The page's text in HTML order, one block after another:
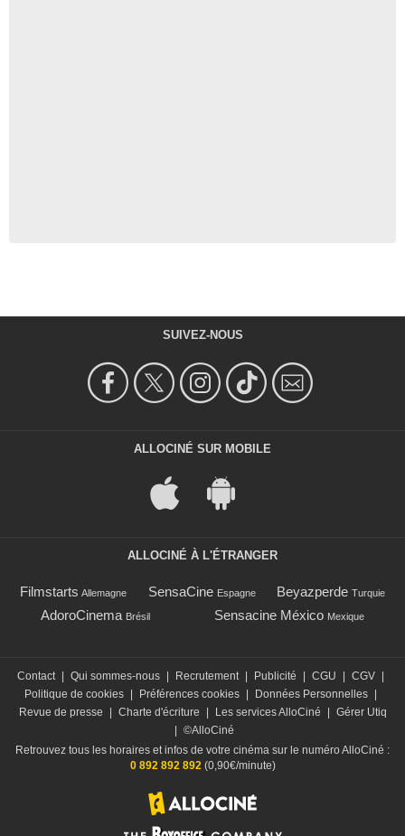
SUIVEZ-NOUS
ALLOCINÉ SUR MOBILE
ALLOCINÉ À L'ÉTRANGER
Filmstarts Allemagne SensaCine Espagne Beyazperde Turquie
AdoroCinema Brésil Sensacine México Mexique
Contact Qui sommes-nous Recrutement Publicité CGU CGV
Politique de cookies
Préférences cookies Données Personnelles
Revue de presse
Charte d'écriture Les services AlloCiné
Gérer Utiq
©AlloCiné
Retrouvez tous les horaires et infos de votre cinéma sur le numéro AlloCiné :
0 892 892 892(0,90€/minute)